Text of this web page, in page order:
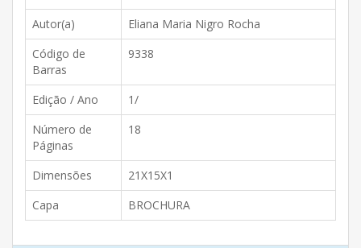
Autor(a)
Eliana Maria Nigro Rocha
Código de
Barras
9338
Edição / Ano
1/
Número de
Páginas
18
Dimensões
21X15X1
Capa
BROCHURA